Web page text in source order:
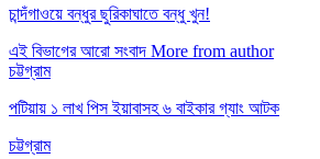
চান্দঁগাওয়ে বন্ধুর ছুরিকাঘাতে বন্ধু খুন!
এই বিভাগের আরো সংবাদ More from author
চট্টগ্রাম
পটিয়ায় ১ লাখ পিস ইয়াবাসহ ৬ বাইকার গ্যাং আটক
চট্টগ্রাম